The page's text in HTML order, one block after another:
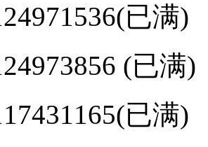
已满)
(已满)
已满)